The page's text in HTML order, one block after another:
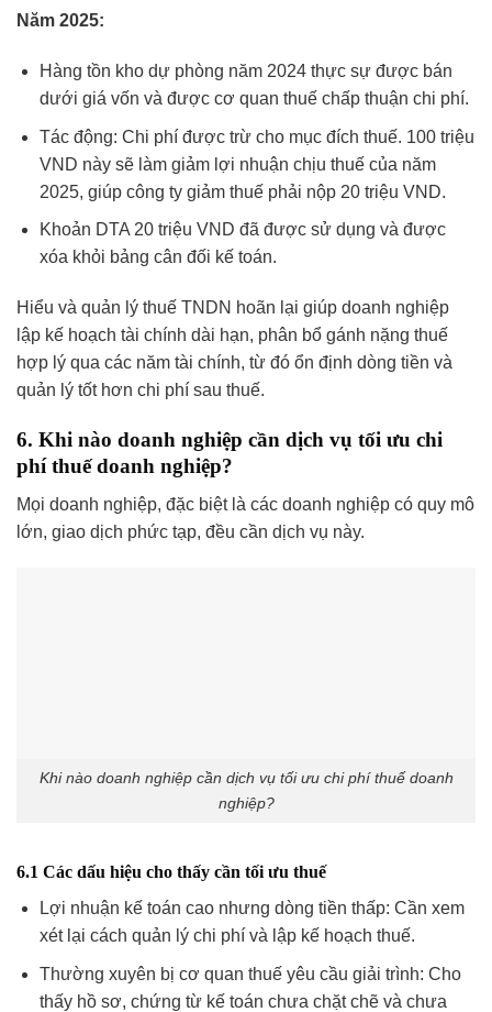
Năm 2025:
Hàng tồn kho dự phòng năm 2024 thực sự được bán
dưới giá vốn và được cơ quan thuế chấp thuận chi phí.
Tác động: Chi phí được trừ cho mục đích thuế. 100 triệu
VND này sẽ làm giảm lợi nhuận chịu thuế của năm
2025, giúp công ty giảm thuế phải nộp 20 triệu VND.
Khoản DTA 20 triệu VND đã được sử dụng và được
xóa khỏi bảng cân đối kế toán.
Hiểu và quản lý thuế TNDN hoãn lại giúp doanh nghiệp
lập kế hoạch tài chính dài hạn, phân bổ gánh nặng thuế
hợp lý qua các năm tài chính, từ đó ổn định dòng tiền và
quản lý tốt hơn chi phí sau thuế.
6. Khi nào doanh nghiệp cần dịch vụ tối ưu chi
phí thuế doanh nghiệp?
Mọi doanh nghiệp, đặc biệt là các doanh nghiệp có quy mô
lớn, giao dịch phức tạp, đều cần dịch vụ này.
Khi nào doanh nghiệp cần dịch vụ tối ưu chi phí thuế doanh
nghiệp?
6.1 Các dấu hiệu cho thấy cần tối ưu thuế
Lợi nhuận kế toán cao nhưng dòng tiền thấp: Cần xem
xét lại cách quản lý chi phí và lập kế hoạch thuế.
Thường xuyên bị cơ quan thuế yêu cầu giải trình: Cho
thấy hồ sơ, chứng từ kế toán chưa chặt chẽ và chưa